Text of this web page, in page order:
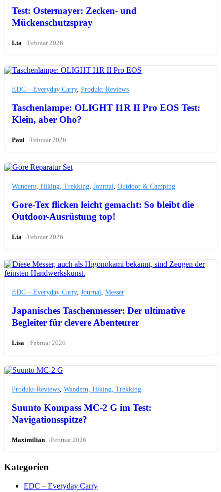
Test: Ostermayer: Zecken- und
Mückenschutzspray
Lia /Februar 2026
EDC – Everyday Carry, Produkt-Reviews
Taschenlampe: OLIGHT I1R II Pro EOS Test:
Klein, aber Oho?
Paul /Februar 2026
Wandern, Hiking, Trekking Journal Outdoor & Camping
Gore-Tex flicken leicht gemacht: So bleibt die
Outdoor-Ausrüstung top!
Lia /Februar 2026
EDC – Everyday Carry, Journal Messer
Japanisches Taschenmesser: Der ultimative
Begleiter für clevere Abenteurer
Lisa /Februar 2026
Produkt-Reviews Wandern, Hiking, Trekking
Suunto Kompass MC-2 G im Test:
Navigationsspitze?
Maximilian /Februar 2026
Kategorien
EDC – Everyday Carry